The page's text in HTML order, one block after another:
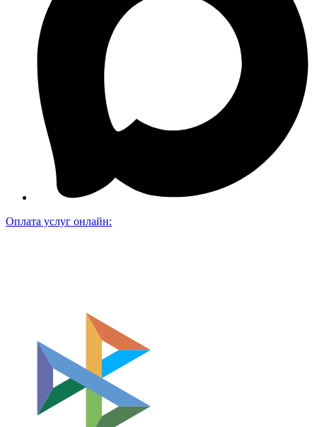
Оплата услуг онлайн: